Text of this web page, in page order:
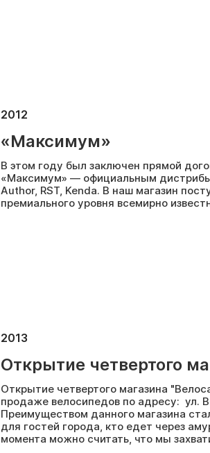
2012
«Максимум»
В этом году был заключен прямой
«Максимум» — официальным
Author, RST, Kenda. В наш магазин
премиального уровня всемирно
2013
Открытие четвертого
Открытие четвертого магазина
продаже велосипедов по адресу: ул.
Преимуществом данного магазина
для гостей города, кто едет через
момента можно считать, что мы